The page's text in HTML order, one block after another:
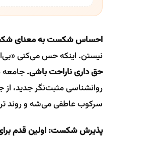
احساس شکست به معنای
نیستن. اینکه حس می‌کنی
حق داری ناراحت باشی.جامعه
روانشناسی مثبت‌نگر جدید، از
سرکوب عاطفی می‌شه و روند
پذیرش شکست: اولین قدم برای